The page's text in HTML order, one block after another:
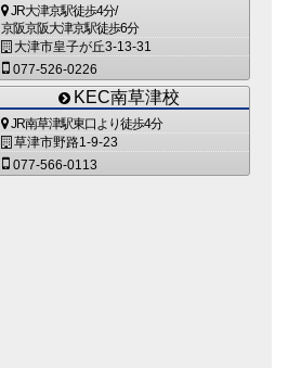
JR大津京駅徒歩4分/
京阪京阪大津京駅徒歩6分
大津市皇子が丘3-13-31
077-526-0226
KEC南草津校
JR南草津駅東口より徒歩4分
草津市野路1-9-23
077-566-0113